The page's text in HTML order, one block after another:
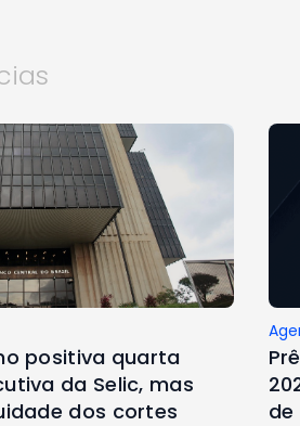
positiva quarta
da Selic, mas
dos cortes
de